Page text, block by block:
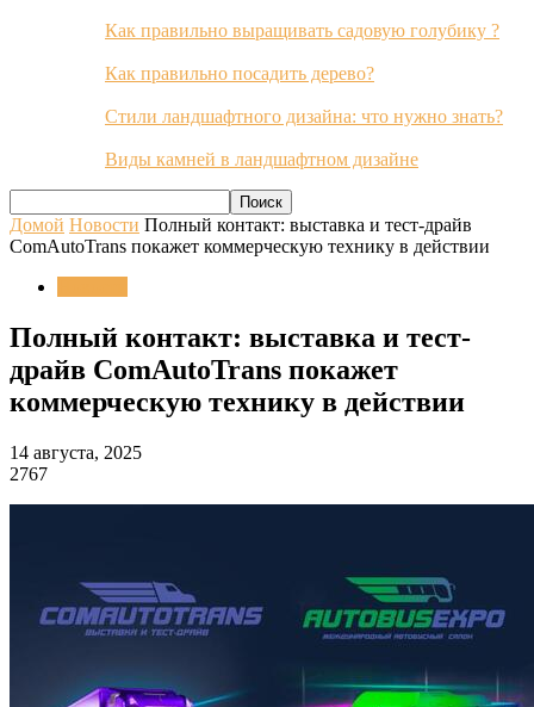
Как правильно выращивать садовую голубику ?
Как правильно посадить дерево?
Стили ландшафтного дизайна: что нужно знать?
Виды камней в ландшафтном дизайне
Домой Новости Полный контакт: выставка и тест-драйв
ComAutoTrans покажет коммерческую технику в действии
Полный контакт: выставка и тест-
драйв ComAutoTrans покажет
коммерческую технику в действии
14 августа, 2025
2767